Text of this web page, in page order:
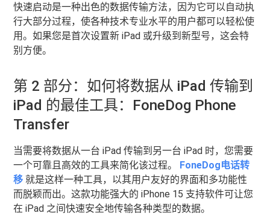
快速启动是一种出色的数据传输方法，因为它可以自动执
行大部分过程，使各种技术专业水平的用户都可以轻松使
用。如果您是首次设置新 iPad 或升级到新型号，这会特
别方便。
第 2 部分：如何将数据从 iPad 传输到
iPad 的最佳工具：FoneDog Phone
Transfer
当需要将数据从一台 iPad 传输到另一台 iPad 时，您需要
一个可靠且高效的工具来简化该过程。 FoneDog电话转
移 就是这样一种工具，以其用户友好的界面和多功能性
而脱颖而出。这款功能强大的 iPhone 15 支持软件可让您
在 iPad 之间快速安全地传输各种类型的数据。